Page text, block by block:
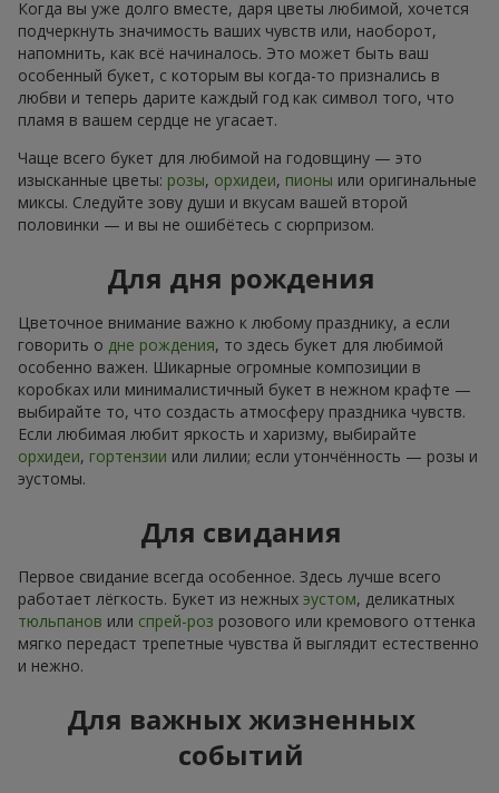
Когда вы уже долго вместе, даря цветы любимой, хочется
подчеркнуть значимость ваших чувств или, наоборот,
напомнить, как всё начиналось. Это может быть ваш
особенный букет, с которым вы когда-то признались в
любви и теперь дарите каждый год как символ того, что
пламя в вашем сердце не угасает.
Чаще всего букет для любимой на годовщину — это
изысканные цветы: розы, орхидеи, пионы или оригинальные
миксы. Следуйте зову души и вкусам вашей второй
половинки — и вы не ошибётесь с сюрпризом.
Для дня рождения
Цветочное внимание важно к любому празднику, а если
говорить о дне рождения, то здесь букет для любимой
особенно важен. Шикарные огромные композиции в
коробках или минималистичный букет в нежном крафте —
выбирайте то, что создасть атмосферу праздника чувств.
Если любимая любит яркость и харизму, выбирайте
орхидеи, гортензии или лилии; если утончённость — розы и
эустомы.
Для свидания
Первое свидание всегда особенное. Здесь лучше всего
работает лёгкость. Букет из нежных эустом, деликатных
тюльпанов или спрей-роз розового или кремового оттенка
мягко передаст трепетные чувства й выглядит естественно
и нежно.
Для важных жизненных
событий